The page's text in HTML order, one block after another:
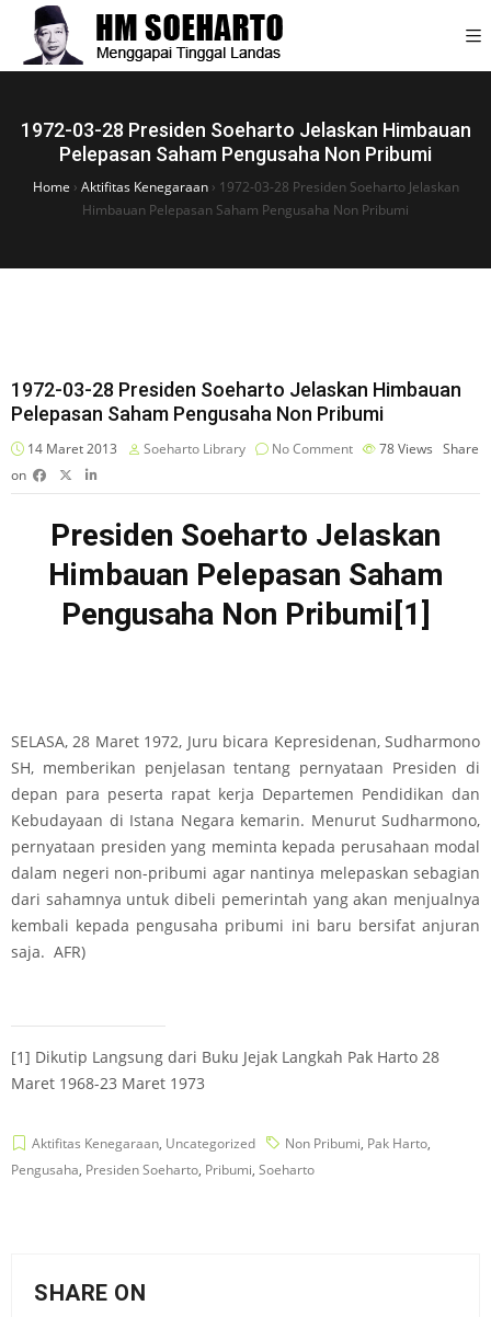
1972-03-28 Presiden Soeharto Jelaskan Himbauan
Pelepasan Saham Pengusaha Non Pribumi
Home › Aktifitas Kenegaraan› 1972-03-28 Presiden Soeharto Jelaskan
Himbauan Pelepasan Saham Pengusaha Non Pribumi
1972-03-28 Presiden Soeharto Jelaskan Himbauan
Pelepasan Saham Pengusaha Non Pribumi
14 Maret 2013 Soeharto Library No Comment 78Views Share
on
Presiden Soeharto Jelaskan
Himbauan Pelepasan Saham
Pengusaha Non Pribumi [1]
SELASA, 28 Maret 1972, Juru bicara Kepresidenan, Sudharmono
SH, memberikan penjelasan tentang pernyataan Presiden di
depan para peserta rapat kerja Departemen Pendidikan dan
Kebudayaan di Istana Negara kemarin. Menurut Sudharmono,
pernyataan presiden yang meminta kepada perusahaan modal
dalam negeri non-pribumi agar nantinya melepaskan sebagian
dari sahamnya untuk dibeli pemerintah yang akan menjualnya
kembali kepada pengusaha pribumi ini baru bersifat anjuran
saja. AFR)
[1] Dikutip Langsung dari Buku Jejak Langkah Pak Harto 28
Maret 1968-23 Maret 1973
Aktifitas Kenegaraan, Uncategorized Non Pribumi, Pak Harto,
Pengusaha, Presiden Soeharto, Pribumi, Soeharto
SHARE ON